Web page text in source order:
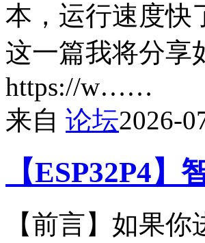
本，运行速度快
这一篇我将分享
https://w……
来自 论坛2026-
【ESP32P4
【前言】如果